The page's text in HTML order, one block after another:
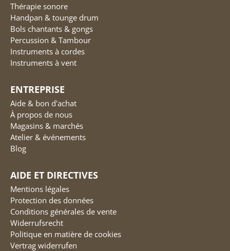
Thérapie sonore
Handpan & tounge drum
Bols chantants & gongs
Percussion & Tambour
Instruments à cordes
Instruments à vent
ENTREPRISE
Aide & bon d'achat
À propos de nous
Magasins & marchés
Atelier & événements
Blog
AIDE ET DIRECTIVES
Mentions légales
Protection des données
Conditions générales de vente
Widerrufsrecht
Politique en matière de cookies
Vertrag widerrufen